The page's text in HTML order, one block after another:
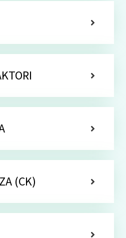
(CK)